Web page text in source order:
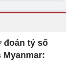
đoán tỷ số
Myanmar: